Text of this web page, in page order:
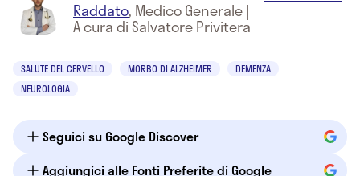
Raddato, Medico Generale|
A cura di Salvatore Privitera
SALUTE DEL CERVELLO MORBO DI ALZHEIMER
DEMENZA
NEUROLOGIA
Seguici su Google Discover
Aggiungici alle Fonti Preferite di Google